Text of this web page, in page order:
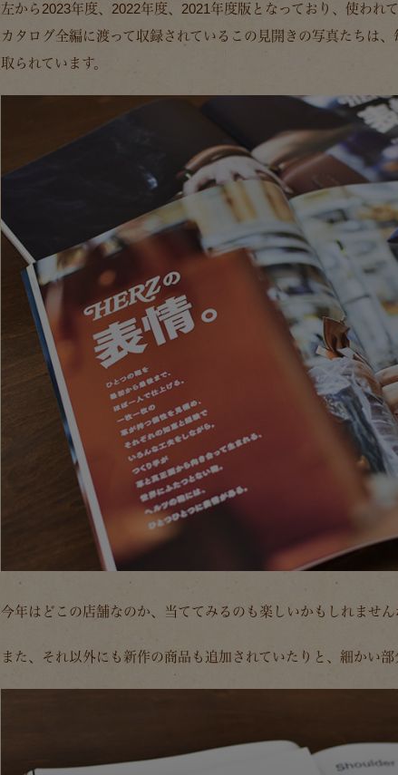
左から2023年度、2022年度、2021年度版となっており、使われ
カタログ全編に渡って収録されているこの見開きの写真たちは
取られています。
今年はどこの店舗なのか、当ててみるのも楽しいかもしれません
また、それ以外にも新作の商品も追加されていたりと、細かい部